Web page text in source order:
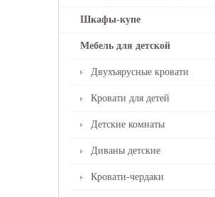
Шкафы-купе
Мебель для детской
Двухъярусные кровати
Кровати для детей
Детские комнаты
Диваны детские
Кровати-чердаки